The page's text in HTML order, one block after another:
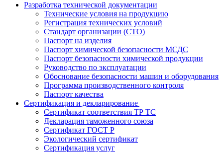
Разработка технической документации
Технические условия на продукцию
Регистрация технических условий
Стандарт организации (СТО)
Паспорт на изделия
Паспорт химической безопасности МСДС
Паспорт безопасности химической продукции
Руководство по эксплуатации
Обоснование безопасности машин и оборудования
Программа производственного контроля
Паспорт качества
Сертификация и декларирование
Сертификат соответствия ТР ТС
Декларация таможенного союза
Сертификат ГОСТ Р
Экологический сертификат
Сертификация услуг